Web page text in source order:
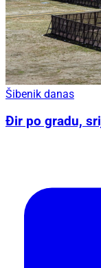
Šibenik danas
Đir po gradu,